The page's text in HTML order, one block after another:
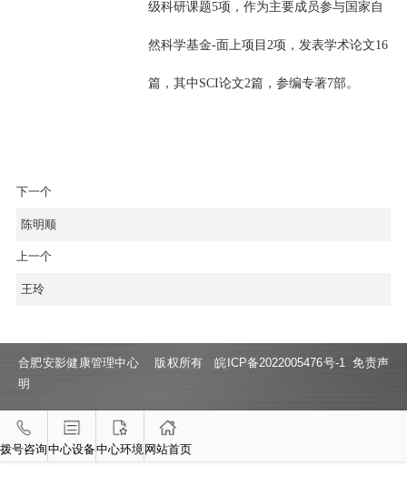
级科研课题5项，作为主要成员参与国家自
然科学基金-面上项目2项，发表学术论文16
篇，其中SCI论文2篇，参编专著7部。
下一个
陈明顺
上一个
王玲
合肥安影健康管理中心 版权所有皖ICP备2022005476号-1 免责声
明
拨号咨询中心设备中心环境 网站首页